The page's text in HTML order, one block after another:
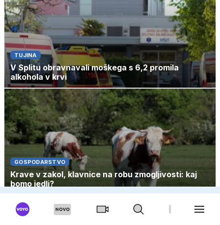
TUJINA
V Splitu obravnavali moškega s 6,2 promila
alkohola v krvi
GOSPODARSTVO
Krave v zakol, klavnice na robu zmogljivosti: kaj
bomo jedli?
NAJBOLJ BRANO